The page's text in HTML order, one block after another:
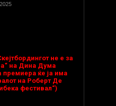
не е за
на Дина Дума
премиера ќе ја има
на Роберт Де
фестивал“)